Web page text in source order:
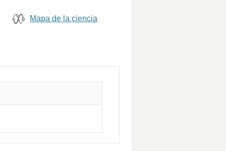
Mapa de la ciencia